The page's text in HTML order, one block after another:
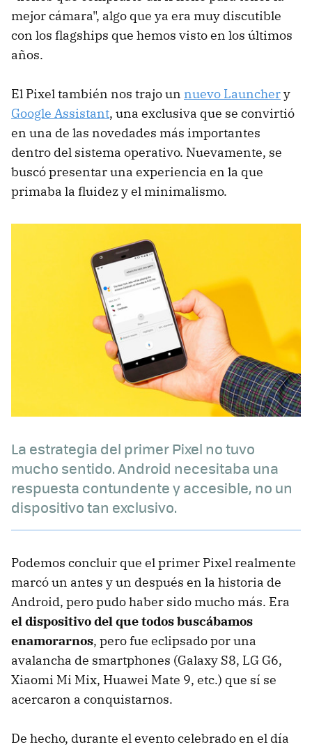
mejor cámara", algo que ya era muy discutible
con los flagships que hemos visto en los últimos
años.
El Pixel también nos trajo un nuevo Launchery
Google Assistant, una exclusiva que se convirtió
en una de las novedades más importantes
dentro del sistema operativo. Nuevamente, se
buscó presentar una experiencia en la que
primaba la fluidez y el minimalismo.
La estrategia del primer Pixel no tuvo
mucho sentido. Android necesitaba una
respuesta contundente y accesible, no un
dispositivo tan exclusivo.
Podemos concluir que el primer Pixel realmente
marcó un antes y un después en la historia de
Android, pero pudo haber sido mucho más. Era
el dispositivo del que todos buscábamos
enamorarnos, pero fue eclipsado por una
avalancha de smartphones (Galaxy S8, LG G6,
Xiaomi Mi Mix, Huawei Mate 9, etc.) que sí se
acercaron a conquistarnos.
De hecho, durante el evento celebrado en el día